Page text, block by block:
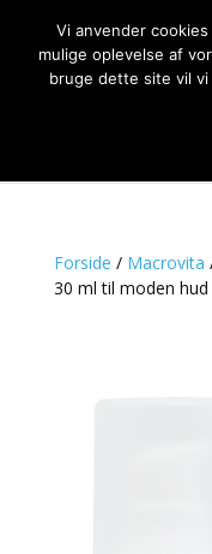
Forside / Macrovita
30 ml til moden hud
Vi anvender
mulige oplevelse af
bruge dette site vil